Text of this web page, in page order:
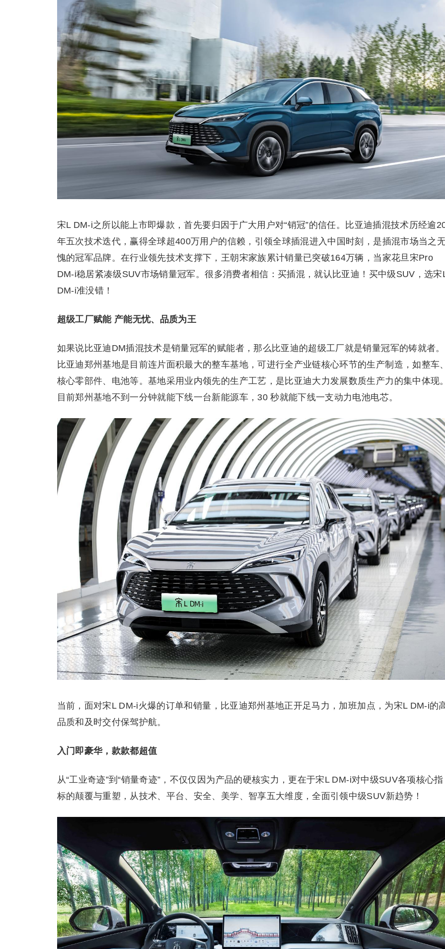
宋L DM-i之所以能上市即爆款，首先要归因于广大用户对“销冠”的信任。比亚迪插混技术历经逾
年五次技术迭代，赢得全球超400万用户的信赖，引领全球插混进入中国时刻，是插混市场当之
愧的冠军品牌。在行业领先技术支撑下，王朝宋家族累计销量已突破164万辆，当家花旦宋Pro
DM-i稳居紧凑级SUV市场销量冠军。很多消费者相信：买插混，就认比亚迪！买中级SUV，选宋
DM-i准没错！
超级工厂赋能 产能无忧、品质为王
如果说比亚迪DM插混技术是销量冠军的赋能者，那么比亚迪的超级工厂就是销量冠军的铸就者。
比亚迪郑州基地是目前连片面积最大的整车基地，可进行全产业链核心环节的生产制造，如整车
核心零部件、电池等。基地采用业内领先的生产工艺，是比亚迪大力发展数质生产力的集中体现
目前郑州基地不到一分钟就能下线一台新能源车，30 秒就能下线一支动力电池电芯。
当前，面对宋L DM-i火爆的订单和销量，比亚迪郑州基地正开足马力，加班加点，为宋L DM-i的
品质和及时交付保驾护航。
入门即豪华，款款都超值
从“工业奇迹”到“销量奇迹”，不仅仅因为产品的硬核实力，更在于宋L DM-i对中级SUV各项核心指
标的颠覆与重塑，从技术、平台、安全、美学、智享五大维度，全面引领中级SUV新趋势！